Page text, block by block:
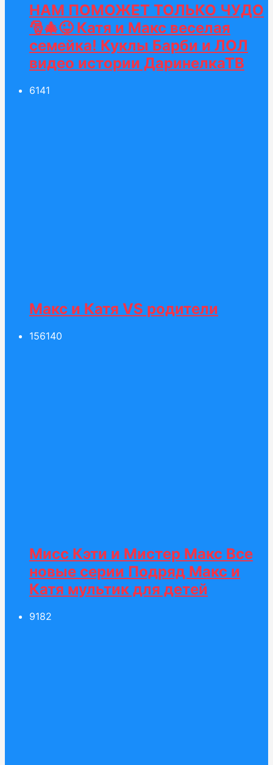
НАМ ПОМОЖЕТ ТОЛЬКО ЧУДО
🎅🎄😜 Катя и Макс веселая
семейка! Куклы Барби и ЛОЛ
видео истории ДаринелкаТВ
6141
Макс и Катя VS родители
156140
Мисс Кэти и Мистер Макс Все
новые серии Подряд Макс и
Катя мультик для детей
9182